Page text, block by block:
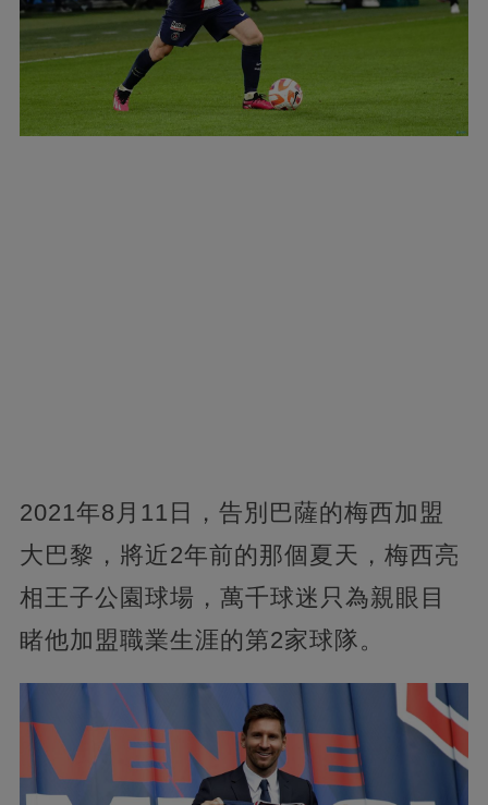
2021年8月11日，告別巴薩的梅西加盟
大巴黎，將近2年前的那個夏天，梅西亮
相王子公園球場，萬千球迷只為親眼目
睹他加盟職業生涯的第2家球隊。